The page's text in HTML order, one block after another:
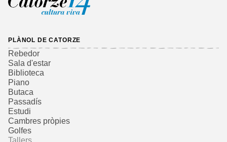
PLÀNOL DE CATORZE
Rebedor
Sala d'estar
Biblioteca
Piano
Butaca
Passadís
Estudi
Cambres pròpies
Golfes